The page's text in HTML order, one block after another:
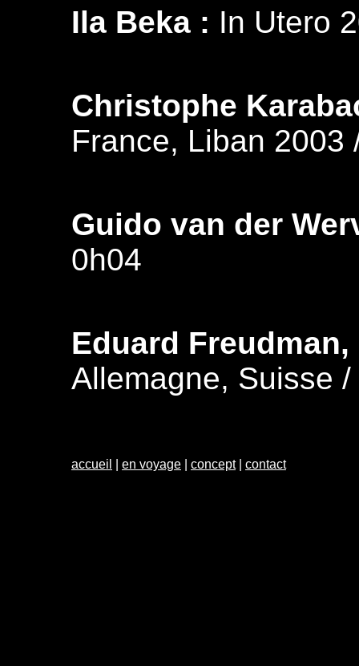
Ila Beka : In Utero
Christophe
France, Liban 2003
Guido van der
0h04
Eduard
Allemagne, Suisse
accueil en voyage concept| contact